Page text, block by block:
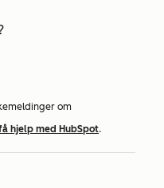
om
hjelp med HubSpot.